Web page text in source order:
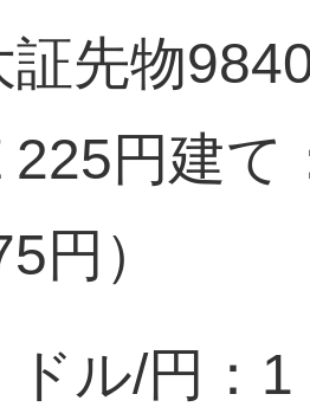
証先物
225円建
円）
ル/円：1